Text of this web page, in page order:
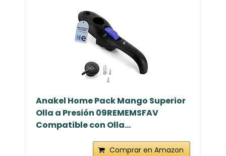
Anakel Home Pack Mango Superior
Olla a Presión 09REMEMSFAV
Compatible con Olla...
Comprar en Amazon